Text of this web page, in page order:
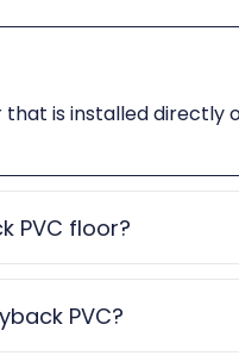
that is installed
PVC floor?
PVC?